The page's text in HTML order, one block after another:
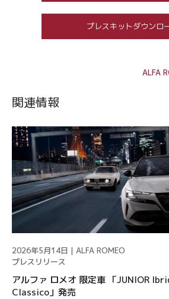
プレスキットダウンロ
ALFA
関連情報
2026年5月14日 | ALFA ROMEO
プレスリリース
アルファ ロメオ 限定車 「JUNIOR
Classico」発売